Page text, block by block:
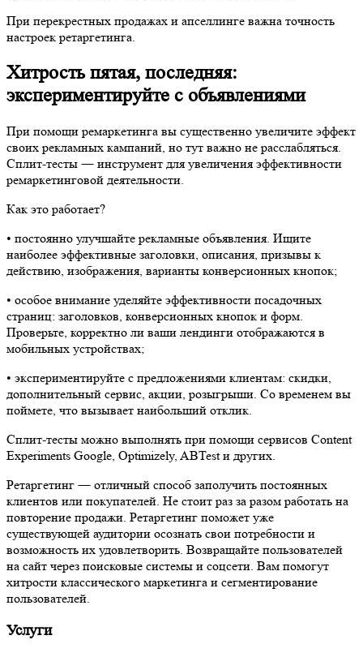
При перекрестных продажах и апселлинге важна точность
настроек ретаргетинга.
Хитрость пятая, последняя:
экспериментируйте с объявлениями
При помощи ремаркетинга вы существенно увеличите эффект
своих рекламных кампаний, но тут важно не расслабляться.
Сплит-тесты ― инструмент для увеличения эффективности
ремаркетинговой деятельности.
Как это работает?
•​ постоянно улучшайте рекламные объявления. Ищите
наиболее эффективные заголовки, описания, призывы к
действию, изображения, варианты конверсионных кнопок;
•​ особое внимание уделяйте эффективности посадочных
страниц: заголовков, конверсионных кнопок и форм.
Проверьте, корректно ли ваши лендинги отображаются в
мобильных устройствах;
•​ экспериментируйте с предложениями клиентам: скидки,
дополнительный сервис, акции, розыгрыши. Со временем вы
поймете, что вызывает наибольший отклик.
Сплит-тесты можно выполнять при помощи сервисов Content
Experiments Google, Optimizely, ABTest и других.
Ретаргетинг ― отличный способ заполучить постоянных
клиентов или покупателей. Не стоит раз за разом работать на
повторение продажи. Ретаргетинг поможет уже
существующей аудитории осознать свои потребности и
возможность их удовлетворить. Возвращайте пользователей
на сайт через поисковые системы и соцсети. Вам помогут
хитрости классического маркетинга и сегментирование
пользователей.
Услуги